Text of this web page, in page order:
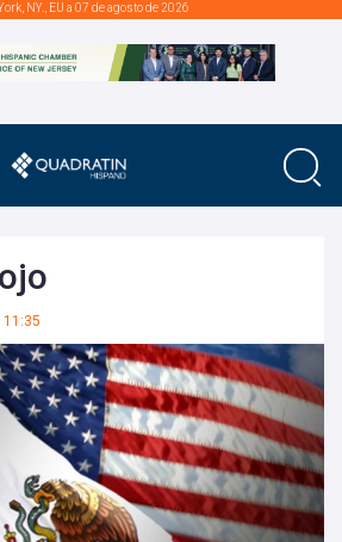
NY., EU a 07 de agosto de 2026
11:35